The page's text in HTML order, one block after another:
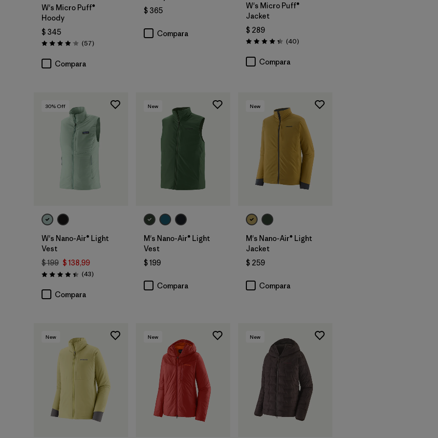
W's Micro Puff®
Hoody
$ 345
Valoración: 4.1 / 5
(57Comentarios
)
Compara
$ 365
Compara
W's Micro Puff®
Jacket
$ 289
Valoración: 4.4 / 5
(40Comentarios
)
Compara
30% Off
W's Nano-Air® Light
Vest
$ 199 $ 138,99
Valoración: 4.4 / 5
(43Comentarios
)
Compara
New
M's Nano-Air® Light
Vest
$ 199
Compara
New
M's Nano-Air® Light
Jacket
$ 259
Compara
New New New